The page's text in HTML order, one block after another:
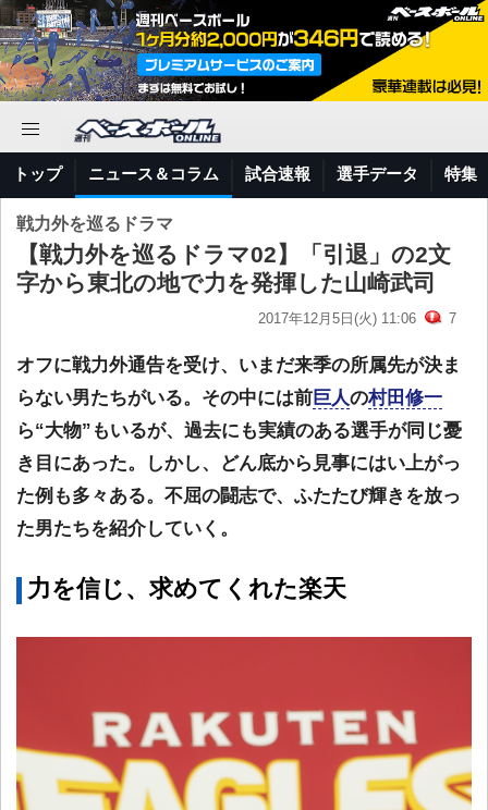
トップ ニュース＆コラム 試合速報 選手データ 特集
戦力外を巡るドラマ
【戦力外を巡るドラマ02】「引退」の2文
字から東北の地で力を発揮した山崎武司
2017年12月5日(火) 11:06 7
オフに戦力外通告を受け、いまだ来季の所属先が決ま
らない男たちがいる。その中には前巨人の村田修一
ら“大物”もいるが、過去にも実績のある選手が同じ憂
き目にあった。しかし、どん底から見事にはい上がっ
た例も多々ある。不屈の闘志で、ふたたび輝きを放っ
た男たちを紹介していく。
力を信じ、求めてくれた楽天